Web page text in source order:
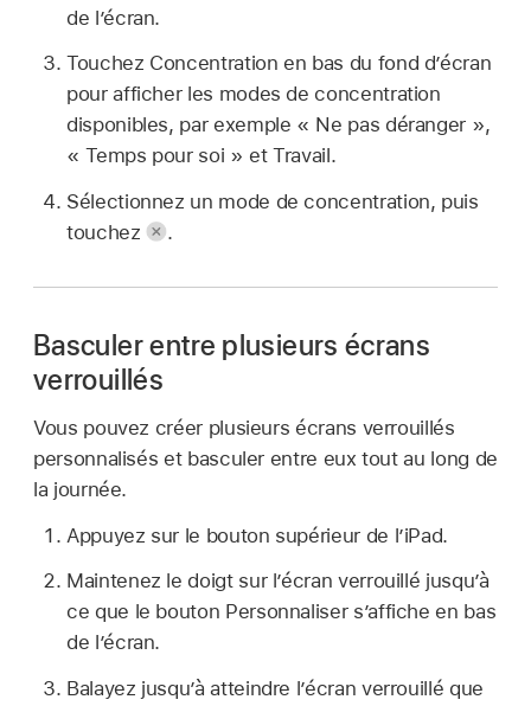
de l’écran.
Touchez Concentration en bas du fond d’écran
pour afficher les modes de concentration
disponibles, par exemple « Ne pas déranger »,
« Temps pour soi » et Travail.
Sélectionnez un mode de concentration, puis
touchez
.
Basculer entre plusieurs écrans
verrouillés
Vous pouvez créer plusieurs écrans verrouillés
personnalisés et basculer entre eux tout au long de
la journée.
Appuyez sur le bouton supérieur de l’iPad.
Maintenez le doigt sur l’écran verrouillé jusqu’à
ce que le bouton Personnaliser s’affiche en bas
de l’écran.
Balayez jusqu’à atteindre l’écran verrouillé que